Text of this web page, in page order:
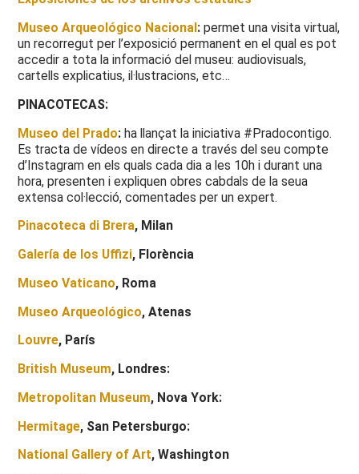
Museo Arqueológico Nacional: permet una visita virtual,
un recorregut per l’exposició permanent en el qual es pot
accedir a tota la informació del museu: audiovisuals,
cartells explicatius, il·lustracions, etc…
PINACOTECAS:
Museo del Prado: ha llançat la iniciativa #Pradocontigo.
Es tracta de vídeos en directe a través del seu compte
d’Instagram en els quals cada dia a les 10h i durant una
hora, presenten i expliquen obres cabdals de la seua
extensa col·lecció, comentades per un expert.
Pinacoteca di Brera, Milan
Galería de los Uffizi, Florència
Museo Vaticano, Roma
Museo Arqueológico, Atenas
Louvre, París
British Museum, Londres:
Metropolitan Museum, Nova York:
Hermitage, San Petersburgo:
National Gallery of Art, Washington